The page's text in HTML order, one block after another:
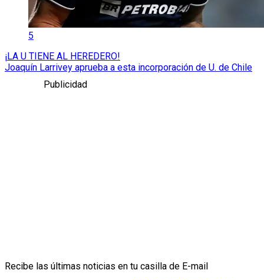
5
¡LA U TIENE AL HEREDERO!
Joaquín Larrivey aprueba a esta incorporación de U. de Chile
Publicidad
Recibe las últimas noticias en tu casilla de E-mail